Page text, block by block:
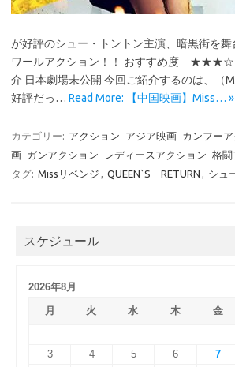
が好評のシュー・トントン主演、暗黒街を舞
ワールアクション！！ おすすめ度
介 日本劇場未公開 今回ご紹介するのは、（
好評だっ… Read More: 【中国映画】Miss… »
カテゴリー: アクション アジア映画 カンフー
画 ガンアクション レディースアクション 格闘
タグ: Missリベンジ , QUEEN`S RETURN , シュ
スケジュール
2026年8月
月
火 水 木 金
3
4 5 6 7